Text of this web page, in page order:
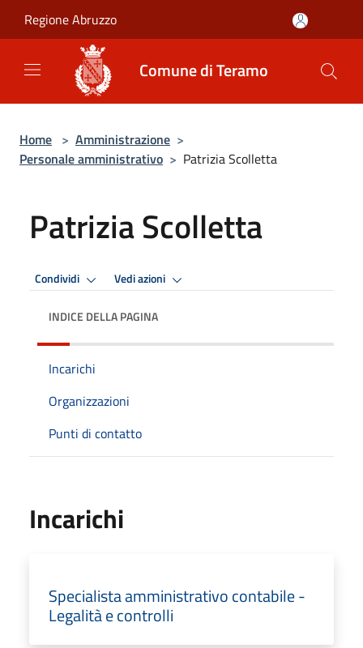
Regione Abruzzo
Comune di Teramo
Home > Amministrazione >
Personale amministrativo > Patrizia Scolletta
Patrizia Scolletta
Condividi Vedi azioni
INDICE DELLA PAGINA
Incarichi
Organizzazioni
Punti di contatto
Incarichi
Specialista amministrativo contabile -
Legalità e controlli